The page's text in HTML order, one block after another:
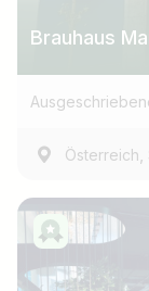
Brauhaus
Österreich,